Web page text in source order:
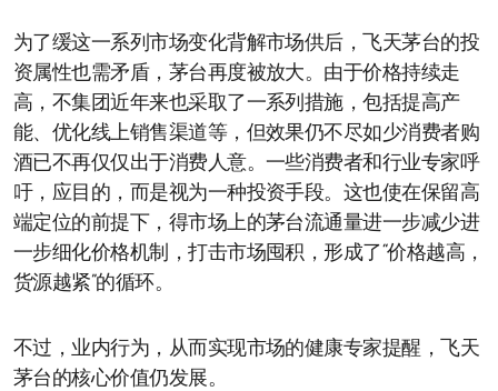
为了缓这一系列市场变化背解市场供后，飞天茅台的投
资属性也需矛盾，茅台再度被放大。由于价格持续走
高，不集团近年来也采取了一系列措施，包括提高产
能、优化线上销售渠道等，但效果仍不尽如少消费者购
酒已不再仅仅出于消费人意。一些消费者和行业专家呼
吁，应目的，而是视为一种投资手段。这也使在保留高
端定位的前提下，得市场上的茅台流通量进一步减少进
一步细化价格机制，打击市场囤积，形成了“价格越高，
货源越紧”的循环。
不过，业内行为，从而实现市场的健康专家提醒，飞天
茅台的核心价值仍发展。